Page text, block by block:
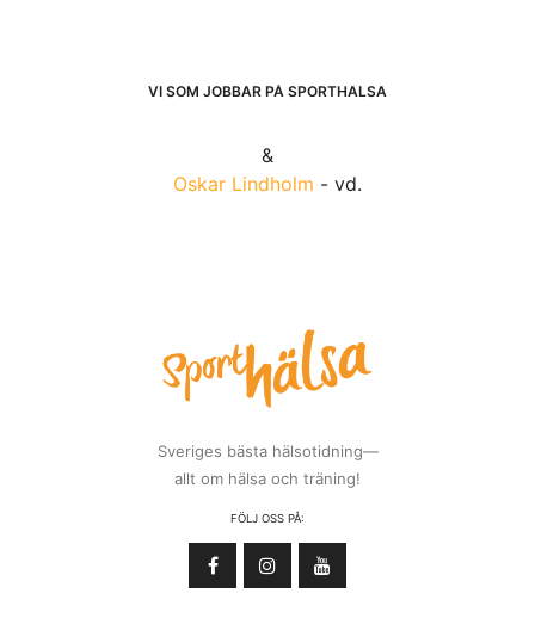
VI SOM JOBBAR PÅ SPORTHÄLSA
&
Oskar Lindholm - vd.
Sveriges bästa hälsotidning—
allt om hälsa och träning!
FÖLJ OSS PÅ: